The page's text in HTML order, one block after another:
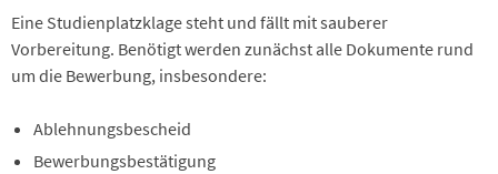
Eine Studienplatzklage steht und fällt mit sauberer
Vorbereitung. Benötigt werden zunächst alle Dokumente rund
um die Bewerbung, insbesondere:
Ablehnungsbescheid
Bewerbungsbestätigung